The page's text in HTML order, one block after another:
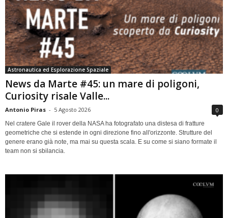
Astronautica ed Esplorazione Spaziale
News da Marte #45: un mare di poligoni,
Curiosity risale Valle...
Antonio Piras - 5 Agosto 2026 0
Nel cratere Gale il rover della NASA ha fotografato una distesa di fratture
geometriche che si estende in ogni direzione fino all'orizzonte. Strutture del
genere erano già note, ma mai su questa scala. E su come si siano formate il
team non si sbilancia.